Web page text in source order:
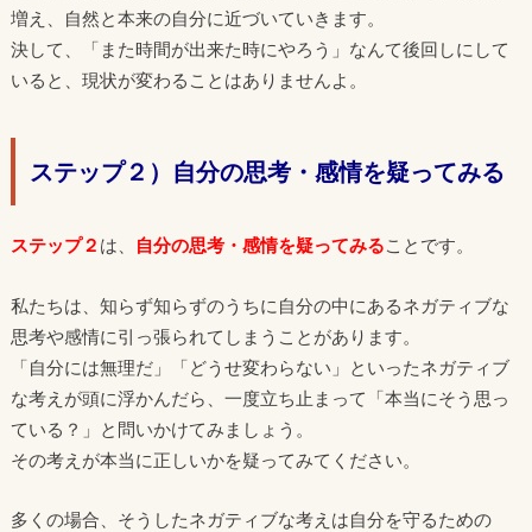
増え、自然と本来の自分に近づいていきます。
決して、「また時間が出来た時にやろう」なんて後回しにして
いると、現状が変わることはありませんよ。
ステップ２）自分の思考・感情を疑ってみる
ステップ２ は、 自分の思考・感情を疑ってみることです。
私たちは、知らず知らずのうちに自分の中にあるネガティブな
思考や感情に引っ張られてしまうことがあります。
「自分には無理だ」「どうせ変わらない」といったネガティブ
な考えが頭に浮かんだら、一度立ち止まって「本当にそう思っ
ている？」と問いかけてみましょう。
その考えが本当に正しいかを疑ってみてください。
多くの場合、そうしたネガティブな考えは自分を守るための